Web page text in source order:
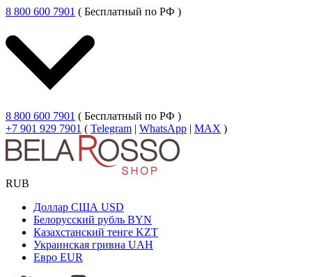
8 800 600 7901 ( Бесплатный по РФ )
8 800 600 7901 ( Бесплатный по РФ )
+7 901 929 7901 ( Telegram | WhatsApp | MAX )
RUB
Доллар США USD
Белорусский рубль BYN
Казахстанский тенге KZT
Украинская гривна UAH
Евро EUR